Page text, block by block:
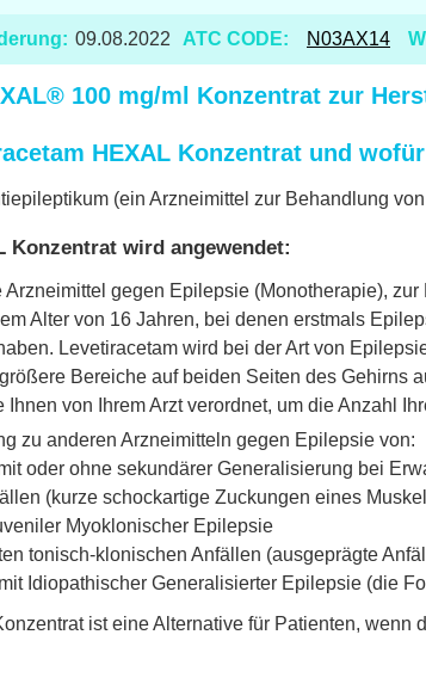
09.08.2022 ATC CODE: N03AX14
100 mg/ml Konzentrat zur
HEXAL Konzentrat und
(ein Arzneimittel zur Behandlung
Konzentrat wird angewendet:
gegen Epilepsie (Monotherapie),
Alter von 16 Jahren, bei denen erstmals
Levetiracetam wird bei der Art von
Bereiche auf beiden Seiten des Gehirns
Ihnen von Ihrem Arzt verordnet, um die Anzahl
zu anderen Arzneimitteln gegen Epilepsie von:
oder ohne sekundärer Generalisierung bei
(kurze schockartige Zuckungen eines
Myoklonischer Epilepsie
tonisch-klonischen Anfällen (ausgeprägte
Idiopathischer Generalisierter Epilepsie (die
ist eine Alternative für Patienten,